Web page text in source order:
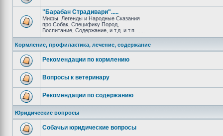
"Барабан Страдивари".....
Мифы, Легенды и Народные Сказания
про Собак, Специфику Пород,
Воспитание, Содержание, и т.д. и т.п. .....
Кормление, профилактика, лечение, содержание
Рекомендации по кормлению
Вопросы к ветеринару
Рекомендации по содержанию
Юридические вопросы
Собачьи юридические вопросы